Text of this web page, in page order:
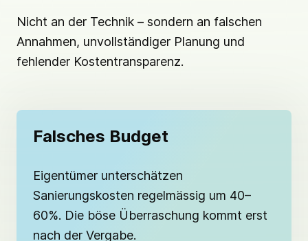
Nicht an der Technik – sondern an falschen
Annahmen, unvollständiger Planung und
fehlender Kostentransparenz.
Falsches Budget
Eigentümer unterschätzen
Sanierungskosten regelmässig um 40–
60%. Die böse Überraschung kommt erst
nach der Vergabe.